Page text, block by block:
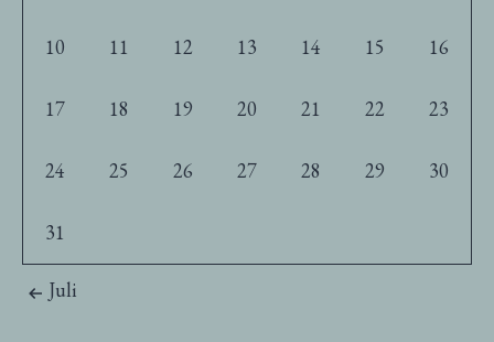
10 11 12 13 14 15 16
17 18 19 20 21 22 23
24 25 26 27 28 29 30
31
Juli